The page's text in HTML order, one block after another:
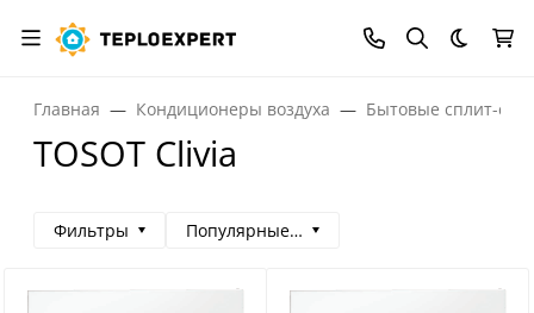
Темная
Главная Кондиционеры воздуха Бытовые сплит-
TOSOT Clivia
Фильтры Популярные сначала